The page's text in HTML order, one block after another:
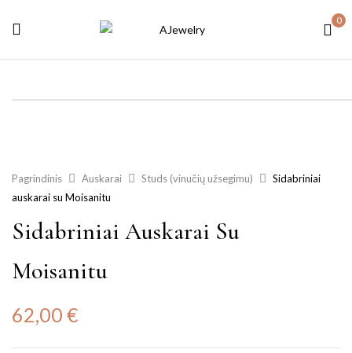
0
Pagrindinis Auskarai Studs (vinučių užsegimu)
Sidabriniai
auskarai su Moisanitu
Sidabriniai Auskarai Su
Moisanitu
62,00 €